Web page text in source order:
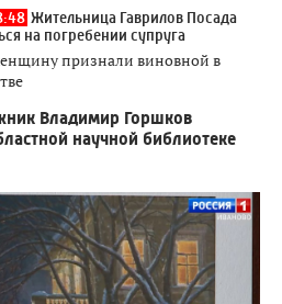
Жительница Гаврилов Посада
на погребении супруга
признали виновной в
Владимир Горшков
научной библиотеке